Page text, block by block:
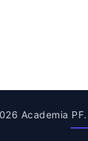
Academia